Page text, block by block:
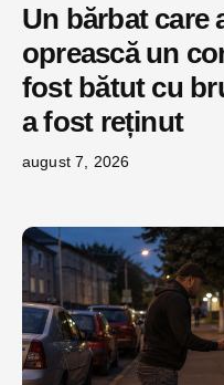
Un bărbat care
oprească un
fost bătut cu
a fost reținut
august 7, 2026